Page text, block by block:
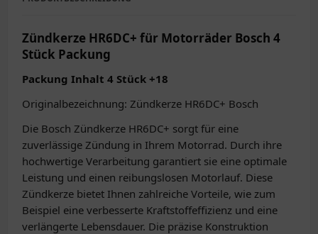
Zündkerze HR6DC+ für Motorräder Bosch 4
Stück Packung
Packung Inhalt 4 Stück +18
Originalbezeichnung: Zündkerze HR6DC+ Bosch
Die Bosch Zündkerze HR6DC+ sorgt für eine
zuverlässige Zündung in Ihrem Motorrad. Durch ihre
hochwertige Verarbeitung garantiert sie eine optimale
Leistung und einen reibungslosen Motorlauf. Diese
Zündkerze bietet Ihnen zahlreiche Vorteile, wie zum
Beispiel eine verbesserte Kraftstoffeffizienz und eine
verlängerte Lebensdauer. Die präzise Konstruktion